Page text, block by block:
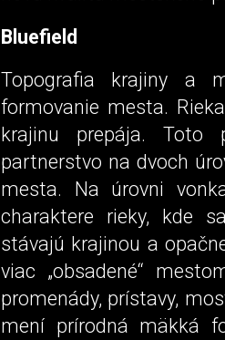
Bluefield
Topografia krajiny a
formovanie mesta.
krajinu prepája. Toto
partnerstvo na dvoch
mesta. Na úrovni
charaktere rieky, kde
stávajú krajinou a
viac „obsadené“
promenády, prístavy,
mení prírodná mäkká